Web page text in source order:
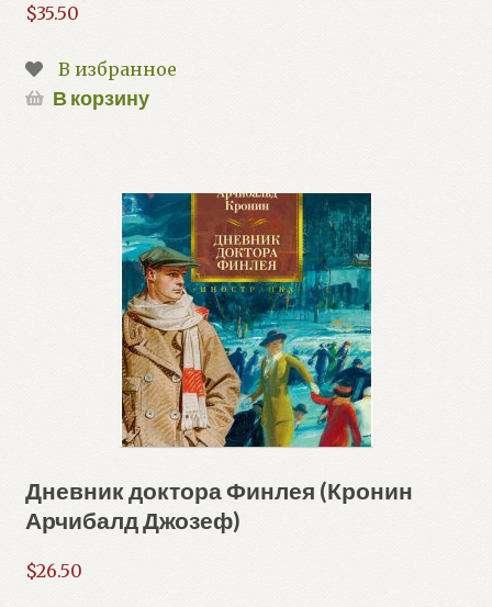
$35.50
В избранное
В корзину
Дневник доктора Финлея (Кронин
Арчибалд Джозеф)
$26.50